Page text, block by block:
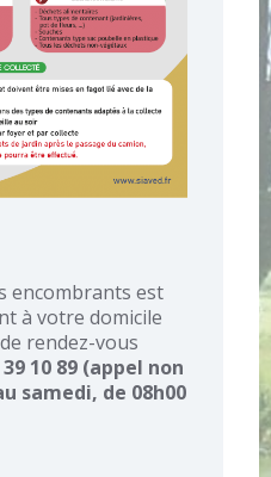
encombrants est
à votre domicile
rendez-vous
39 10 89 (appel non
samedi, de 08h00